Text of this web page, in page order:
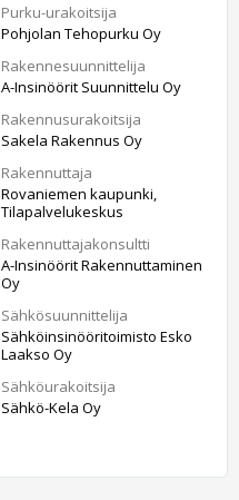
Purku-urakoitsija
Pohjolan Tehopurku Oy
Rakennesuunnittelija
A-Insinöörit Suunnittelu Oy
Rakennusurakoitsija
Sakela Rakennus Oy
Rakennuttaja
Rovaniemen kaupunki,
Tilapalvelukeskus
Rakennuttajakonsultti
A-Insinöörit Rakennuttaminen
Oy
Sähkösuunnittelija
Sähköinsinööritoimisto Esko
Laakso Oy
Sähköurakoitsija
Sähkö-Kela Oy